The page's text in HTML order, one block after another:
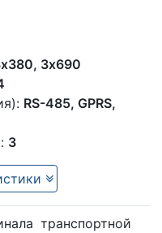
3х690
RS-485, GPRS,
3
транспортной